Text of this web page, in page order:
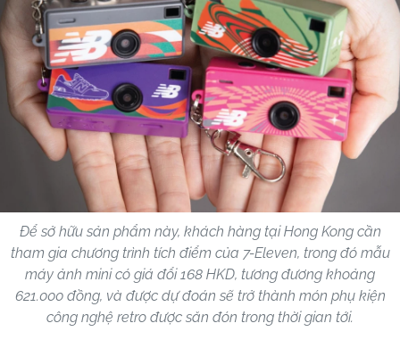
Để sở hữu sản phẩm này, khách hàng tại Hong Kong cần
tham gia chương trình tích điểm của 7-Eleven, trong đó mẫu
máy ảnh mini có giá đổi 168 HKD, tương đương khoảng
621.000 đồng, và được dự đoán sẽ trở thành món phụ kiện
công nghệ retro được săn đón trong thời gian tới.